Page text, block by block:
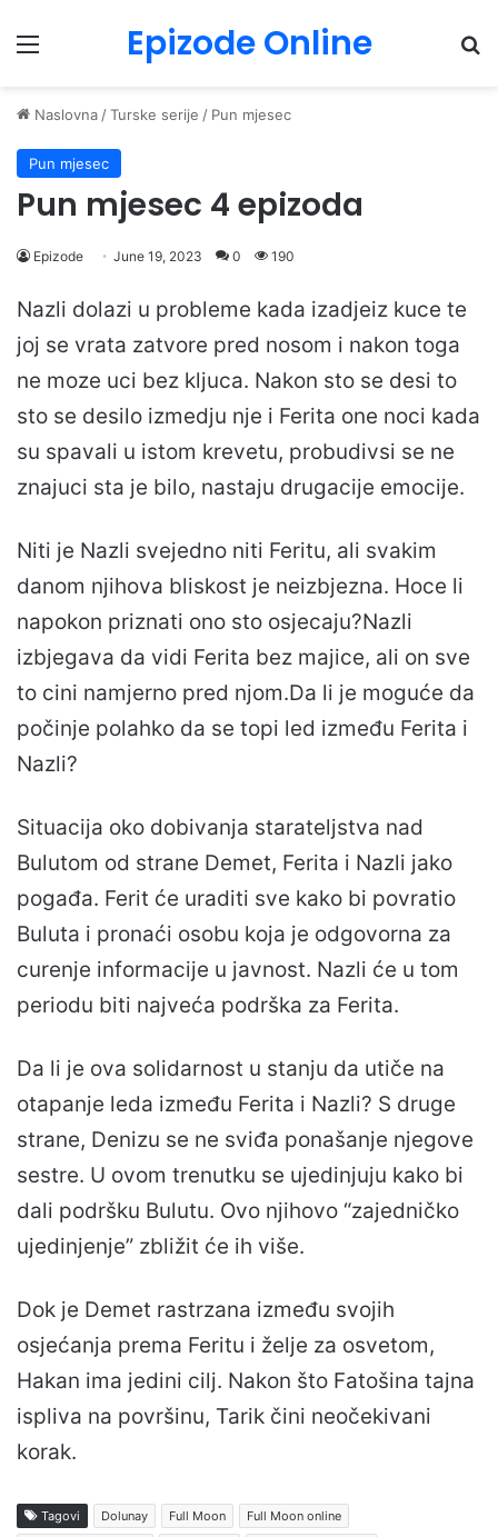
Menu Epizode Online
Naslovna /Turske serije / Pun mjesec
Pun mjesec
Pun mjesec 4 epizoda
Epizode June 19, 2023 0 190
Nazli dolazi u probleme kada izadjeiz kuce te
joj se vrata zatvore pred nosom i nakon toga
ne moze uci bez kljuca. Nakon sto se desi to
sto se desilo izmedju nje i Ferita one noci kada
su spavali u istom krevetu, probudivsi se ne
znajuci sta je bilo, nastaju drugacije emocije.
Niti je Nazli svejedno niti Feritu, ali svakim
danom njihova bliskost je neizbjezna. Hoce li
napokon priznati ono sto osjecaju?Nazli
izbjegava da vidi Ferita bez majice, ali on sve
to cini namjerno pred njom.Da li je moguće da
počinje polahko da se topi led između Ferita i
Nazli?
Situacija oko dobivanja starateljstva nad
Bulutom od strane Demet, Ferita i Nazli jako
pogađa. Ferit će uraditi sve kako bi povratio
Buluta i pronaći osobu koja je odgovorna za
curenje informacije u javnost. Nazli će u tom
periodu biti najveća podrška za Ferita.
Da li je ova solidarnost u stanju da utiče na
otapanje leda između Ferita i Nazli? S druge
strane, Denizu se ne sviđa ponašanje njegove
sestre. U ovom trenutku se ujedinjuju kako bi
dali podršku Bulutu. Ovo njihovo “zajedničko
ujedinjenje” zbližit će ih više.
Dok je Demet rastrzana između svojih
osjećanja prema Feritu i želje za osvetom,
Hakan ima jedini cilj. Nakon što Fatošina tajna
ispliva na površinu, Tarik čini neočekivani
korak.
Tagovi Dolunay Full Moon
Full Moon online